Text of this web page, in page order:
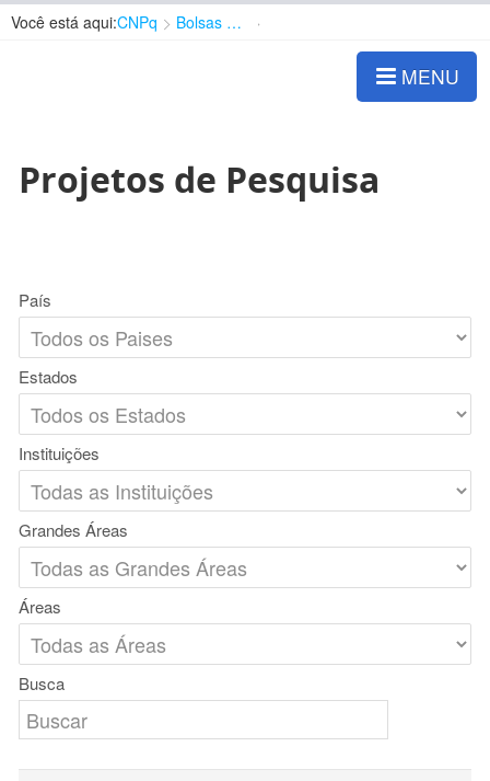
Você está aqui:CNPq Bolsas e Auxílios Vigentes
MENU
Projetos de Pesquisa
País
Estados
Instituições
Grandes Áreas
Áreas
Busca